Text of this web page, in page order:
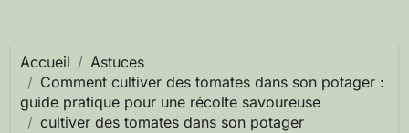
Accueil
Astuces
Comment cultiver des tomates dans son potager :
guide pratique pour une récolte savoureuse
cultiver des tomates dans son potager